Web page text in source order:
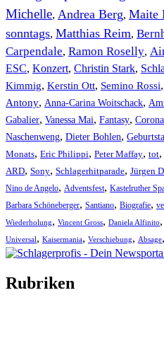
Michelle, Andrea Berg, Maite
sonntags, Matthias Reim,
Carpendale, Ramon Roselly,
ESC, Konzert, Christin Stark,
Kimmig, Kerstin Ott, Semino Rossi,
Antony, Anna-Carina Woitschack,
Gabalier, Vanessa Mai, Fantasy,
Naschenweng, Dieter Bohlen,
Monats, Eric Philippi, Peter Maffay, tot,
ARD, Sony, Schlagerhitparade, Jürgen
Nino de Angelo, Adventsfest, Kastelruther
Barbara Schöneberger, Santiano, Biografie,
Wiederholung, Vincent Gross, Daniela Alfinito,
Universal, Kaisermania, Verschiebung, Absage,
Rubriken